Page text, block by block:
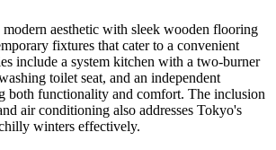
aesthetic with sleek wooden flooring
fixtures that cater to a convenient
include a system kitchen with a two-burner
toilet seat, and an independent
both functionality and comfort. The inclusion
air conditioning also addresses Tokyo's
winters effectively.